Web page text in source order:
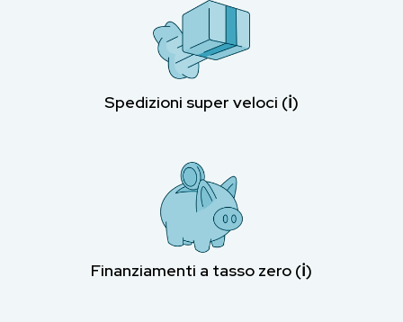
Spedizioni super veloci (ℹ︎)
Finanziamenti a tasso zero (ℹ︎)